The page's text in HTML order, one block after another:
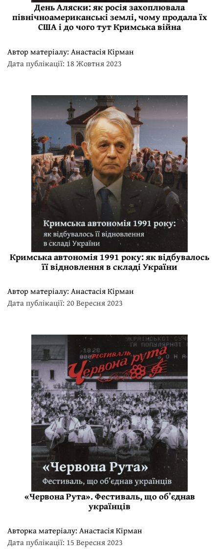
День Аляски: як росія захоплювала
північноамериканські землі, чому продала їх
США і до чого тут Кримська війна
Автор матеріалу: Анастасія Кірман
Дата публікації: 18 Жовтня 2023
Кримська автономія 1991 року: як відбувалось
її відновлення в складі України
Автор матеріалу: Анастасія Кірман
Дата публікації: 20 Вересня 2023
«Червона Рута». Фестиваль, що об’єднав
українців
Авторка матеріалу: Анастасія Кірман
Дата публікації: 15 Вересня 2023